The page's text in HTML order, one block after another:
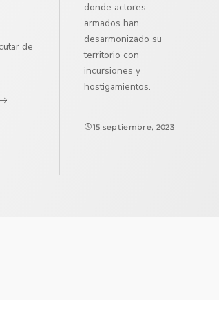
de
donde actores
armados han
desarmonizado su
territorio con
incursiones y
hostigamientos.
15 septiembre, 2023